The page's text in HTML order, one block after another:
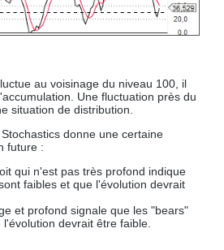
au voisinage du niveau 100, il
Une fluctuation près du
situation de distribution.
donne une certaine
future :
qui n'est pas très profond indique
faibles et que l'évolution devrait
et profond signale que les "bears"
devrait être faible.